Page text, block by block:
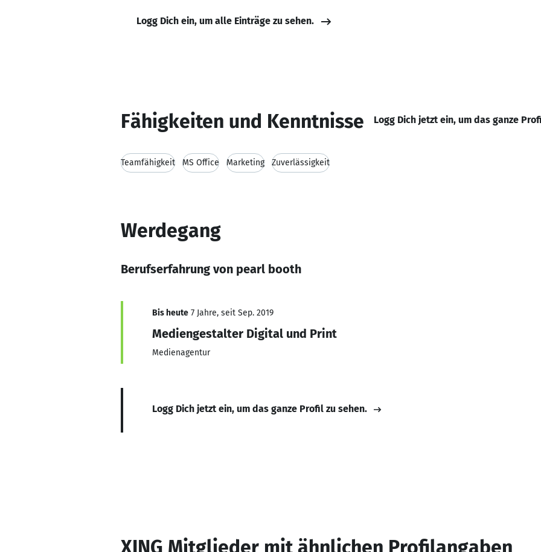
Logg Dich ein, um alle Einträge zu sehen.
Fähigkeiten und Kenntnisse Logg Dich jetzt ein, um das ganze
Teamfähigkeit MS Office Marketing Zuverlässigkeit
Werdegang
Berufserfahrung von pearl booth
Bis heute 7 Jahre, seit Sep. 2019
Mediengestalter Digital und Print
Medienagentur
Logg Dich jetzt ein, um das ganze Profil zu sehen.
XING Mitglieder mit ähnlichen Profilangaben